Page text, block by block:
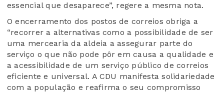
essencial que desaparece”, regere a mesma nota.
O encerramento dos postos de correios obriga a
“recorrer a alternativas como a possibilidade de ser
uma mercearia da aldeia a assegurar parte do
serviço o que não pode pôr em causa a qualidade e
a acessibilidade de um serviço público de correios
eficiente e universal. A CDU manifesta solidariedade
com a população e reafirma o seu compromisso